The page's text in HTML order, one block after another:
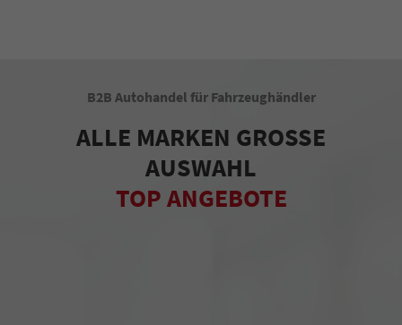
B2B Autohandel für Fahrzeughändler
ALLE MARKEN GROSSE
AUSWAHL
TOP ANGEBOTE